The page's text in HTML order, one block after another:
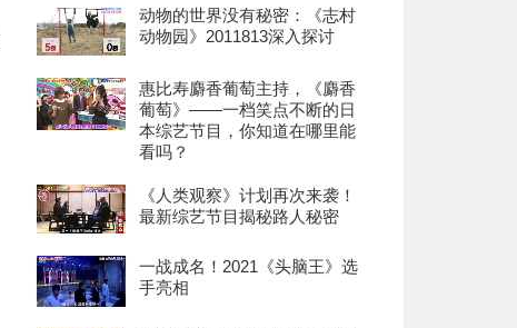
动物的世界没有秘密：《志村
动物园》2011813深入探讨
惠比寿麝香葡萄主持，《麝香
葡萄》——一档笑点不断的日
本综艺节目，你知道在哪里能
看吗？
《人类观察》计划再次来袭！
最新综艺节目揭秘路人秘密
一战成名！2021《头脑王》选
手亮相